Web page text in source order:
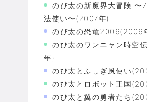
のび太の新魔界大冒険 〜
法使い〜(2007年)
のび太の恐竜2006(2006
のび太のワンニャン時空
年)
のび太とふしぎ風使い
のび太とロボット王国
のび太と翼の勇者たち